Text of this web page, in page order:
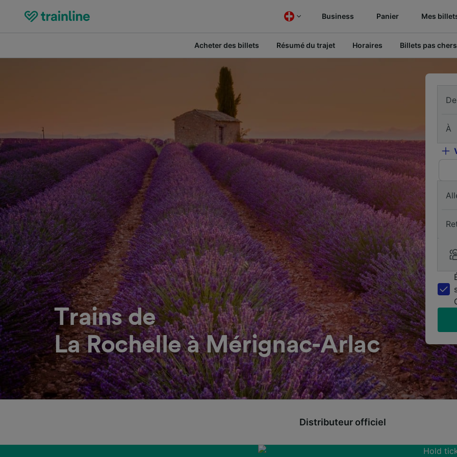
Business Panier Mes
Acheter des billets Résumé du trajet Horaires Billets pas chers
Trains de
La Rochelle à Mérignac-Arlac
De
À
Distributeur officiel